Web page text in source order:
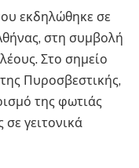
εκδηλώθηκε σε
στη συμβολή
Στο σημείο
Πυροσβεστικής,
της φωτιάς
γειτονικά